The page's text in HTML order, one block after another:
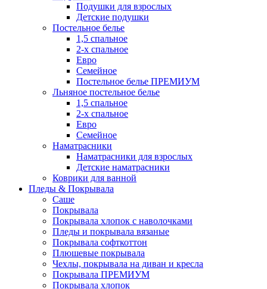
Подушки для взрослых
Детские подушки
Постельное белье
1,5 спальное
2-х спальное
Евро
Семейное
Постельное белье ПРЕМИУМ
Льняное постельное белье
1,5 спальное
2-х спальное
Евро
Семейное
Наматрасники
Наматрасники для взрослых
Детские наматрасники
Коврики для ванной
Пледы & Покрывала
Саше
Покрывала
Покрывала хлопок с наволочками
Пледы и покрывала вязаные
Покрывала софткоттон
Плюшевые покрывала
Чехлы, покрывала на диван и кресла
Покрывала ПРЕМИУМ
Покрывала хлопок